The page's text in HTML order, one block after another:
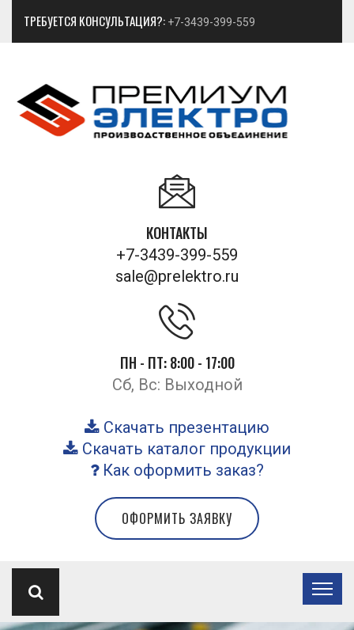
ТРЕБУЕТСЯ КОНСУЛЬТАЦИЯ?: +7-3439-399-559
КОНТАКТЫ
+7-3439-399-559
sale@prelektro.ru
ПН - ПТ: 8:00 - 17:00
Сб, Вс: Выходной
Скачать презентацию
Скачать каталог продукции
Как оформить заказ?
ОФОРМИТЬ ЗАЯВКУ